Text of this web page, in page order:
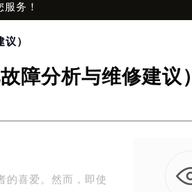
务！
）
障分析与维修建议）
的喜爱。然而，即使